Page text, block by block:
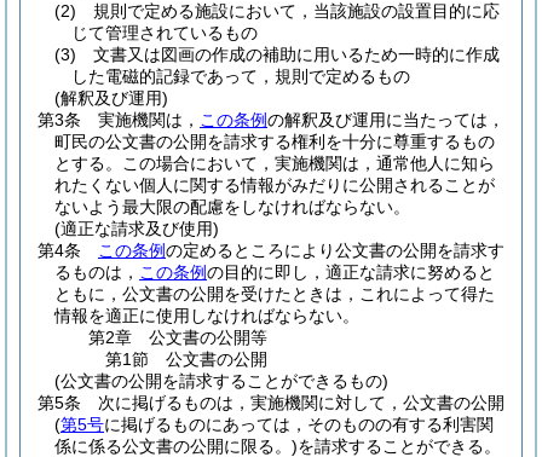
(2)
規則で定める施設において，当該施設の設置目的に応
じて管理されているもの
(3)
文書又は図画の作成の補助に用いるため一時的に作成
した電磁的記録であって，規則で定めるもの
(解釈及び運用)
第3条
実施機関は， この条例の解釈及び運用に当たっては，
町民の公文書の公開を請求する権利を十分に尊重するもの
とする。
この場合において，実施機関は，通常他人に知ら
れたくない個人に関する情報がみだりに公開されることが
ないよう最大限の配慮をしなければならない。
(適正な請求及び使用)
第4条
この条例の定めるところにより公文書の公開を請求す
るものは， この条例の目的に即し，適正な請求に努めると
ともに，公文書の公開を受けたときは，これによって得た
情報を適正に使用しなければならない。
第2章
公文書の公開等
第1節
公文書の公開
(公文書の公開を請求することができるもの)
第5条
次に掲げるものは，実施機関に対して，公文書の公開
(第5号に掲げるものにあっては，そのものの有する利害関
係に係る公文書の公開に限る。)を請求することができる。